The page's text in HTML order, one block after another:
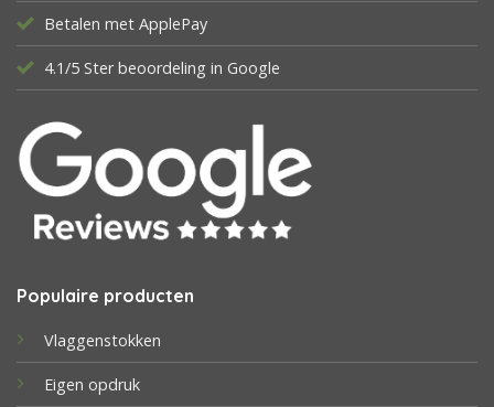
Betalen met ApplePay
4.1/5 Ster beoordeling in Google
Populaire producten
Vlaggenstokken
Eigen opdruk